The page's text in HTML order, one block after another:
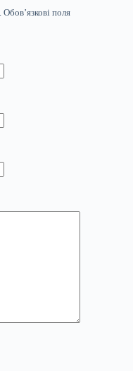
Обов’язкові поля